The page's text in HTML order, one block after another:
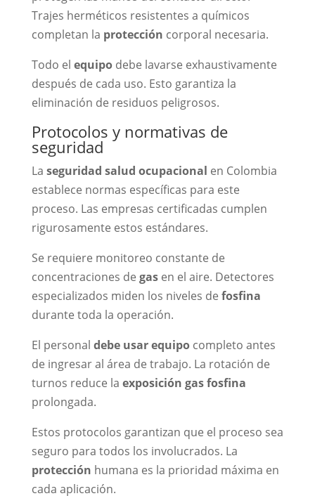
Trajes herméticos resistentes a químicos
completan la protección corporal necesaria.
Todo el equipodebe lavarse exhaustivamente
después de cada uso. Esto garantiza la
eliminación de residuos peligrosos.
Protocolos y normativas de
seguridad
La seguridad salud ocupacional en Colombia
establece normas específicas para este
proceso. Las empresas certificadas cumplen
rigurosamente estos estándares.
Se requiere monitoreo constante de
concentraciones de gasen el aire. Detectores
especializados miden los niveles de fosfina
durante toda la operación.
El personal debe usar equipocompleto antes
de ingresar al área de trabajo. La rotación de
turnos reduce la exposición gas fosfina
prolongada.
Estos protocolos garantizan que el proceso sea
seguro para todos los involucrados. La
protección humana es la prioridad máxima en
cada aplicación.